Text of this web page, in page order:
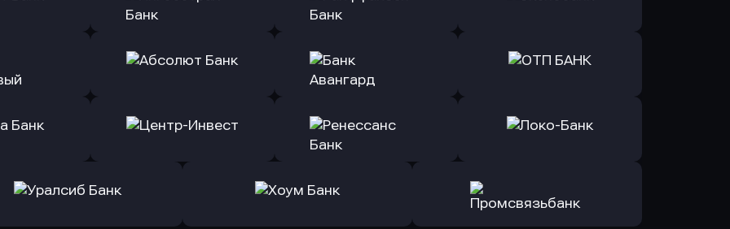
в Альфа-Банк
в АТБ Банк
заявку
Банк
Оправить заявку
Оправить заявку
в Райффайзен Банк
Оправить заявку
заявку
Оправить заявку
Оправить заявку
в Банк Авангард
Оправить заявку
заявку
Оправить заявку
в Локо-Банк